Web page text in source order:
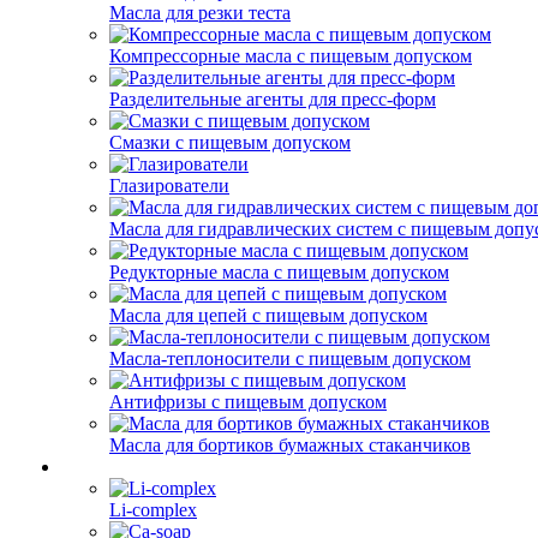
Масла для резки теста
Компрессорные масла с пищевым допуском
Разделительные агенты для пресс-форм
Смазки с пищевым допуском
Глазирователи
Масла для гидравлических систем с пищевым
Редукторные масла с пищевым допуском
Масла для цепей с пищевым допуском
Масла-теплоносители с пищевым допуском
Антифризы с пищевым допуском
Масла для бортиков бумажных стаканчиков
Li-complex